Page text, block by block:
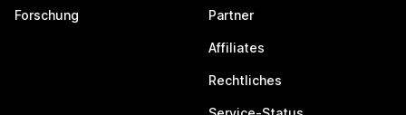
Forschung Partner
Affiliates
Rechtliches